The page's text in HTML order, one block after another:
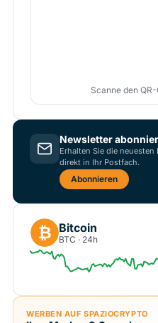
Scanne den
Newsletter
Erhalten Sie die
direkt in Ihr Postfach.
Abonnieren
₿ Bitcoin
BTC · 24h
WERBEN AUF SPAZIOCRYPTO